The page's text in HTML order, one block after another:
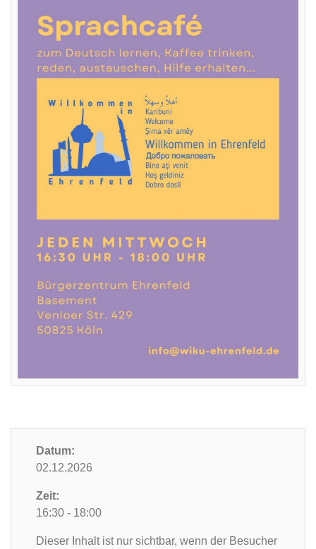
Datum:
02.12.2026
Zeit:
16:30 - 18:00
Dieser Inhalt ist nur sichtbar, wenn der Besucher